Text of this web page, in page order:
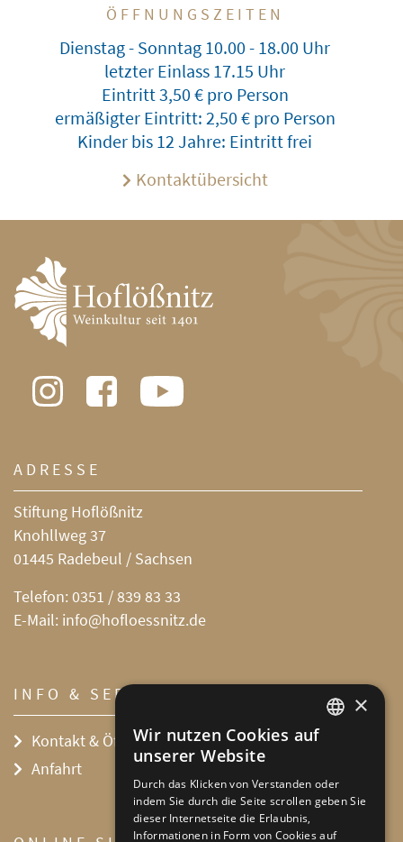
ÖFFNUNGSZEITEN
Dienstag - Sonntag 10.00 - 18.00 Uhr
letzter Einlass 17.15 Uhr
Eintritt 3,50 € pro Person
ermäßigter Eintritt: 2,50 € pro Person
Kinder bis 12 Jahre: Eintritt frei
Kontaktübersicht
ADRESSE
Stiftung Hoflößnitz
Knohllweg 37
01445 Radebeul / Sachsen
Telefon: 0351 / 839 83 33
E-Mail: info@hofloessnitz.de
INFO & SERVICE
Kontakt & Öffnungszeiten
Anfahrt
DEFAULT LANGUAGE
GERMAN
×
Wir nutzen Cookies auf
unserer Website
Durch das Klicken von Verstanden oder
indem Sie durch die Seite scrollen geben Sie
dieser Internetseite die Erlaubnis,
Informationen in Form von Cookies auf